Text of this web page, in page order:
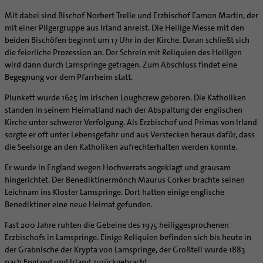
Katholisch heiraten
Hirtenwort: Ehe & Familie
Wissenswertes zur Hochzeit
Ideen für die Hochzeitsfeier
Trausprüche aus der Bibel
Hochzeits-Symbole
Lebensende
Patientenverfügung
Wo ist der richtige Platz zum Sterben?
Hospiz-Seelsorge
Spiritualität
Exerzitien
Kontemplation
Auszeit
Geistliche Begleitung
Lebens- und Glaubensorte
Spirituelle Teambegleitung
Unterstützungsangebote für Seelsorgende
Seelsorgefelder
Frauen
Männer
Queersensible Seelsorge
City- und Passanten
Arbeitnehmer
Altenheim | Senioren
Muttersprachen
Hospiz
Internet- und Telefon
Krankenhaus
Künstler
Glaubenswege
Begleitung und Vernetzung
Team
Newsletter
Weitere Infos
Berufe in der Kirche
Raum für Vielfalt
Diakone
Gemeindereferent:in
Pastorale:r Mitarbeiter:in
Priester
Kirchenmusiker:in
Religionslehrer:in
Freiwilligendienst
Soziale Berufe in der Caritas
Orden | Gemeinschaften
Frauenorden
Männerorden
Geistliche Gemeinschaften
Ordo virginum
Bischöfliche Stiftung Gemeinsam für das Leben
Hochschulpastoral
Religionsunterricht
Service
Stellenanzeigen
Projekte
Bestände
Buchreihen
Gemeindeservice
Verein für Geschichte und Kunst im Bistum Hildesheim
Dombibliothek Hildesheim
Bundeskonferenz der kirchlichen Archive in Deutschland
Katholische Akademie des Bistums Hildesheim
Stärkung der Demokratie | Einsatz gegen Diskriminierung
LÜCHTENHOF
Familienbildungsstätten
Katholische Erwachsenenbildung
Weltkirche
Bolivienpartnerschaft
Projektförderung
Internationale Freiwilligendienste
Aus dem Bistum in die Welt
Infobrief Weltkirche
missio-Regionalstelle
Bolivienpartnerschaft
Bolivienkommission
Café Bolivia
Beratung Direktpartnerschaften
Finanzielle Förderung der Bolivienpartnerschaft
Ökologische Fonds
Politische Lobbyarbeit
Partnerschaftsvereinbarung
Bolivienreise mit Bischof Heiner
Bolivientag 2026
Internationale Freiwilligendienste
Aktuelles
Rückkehrenden-Engagement (ehemalige Freiwillige)
Outgoing
Incoming
Taizé-Fahrt Herbst 2026
Katholische Büros
Schöpfungsgerecht 2035
Wir machen Kirche - schöpfungsgerecht
Biologische Vielfalt
Engagiert in der Gesellschaft
Energetisches Sanieren
Mobilität
Ökotheologie
Schöpfungsspiritualität
Umweltbildung
Zukunftsräume
Aktuelles
Angebote
Abenteuer Glaube
Unterstützung für Pfarreien und Einrichtungen
Prävention
Fortbildungen
Stellenangebote
Liturgie und Kirchenmusik
Lokale Kirchenentwicklung
#diegruenegemeinde
Internationale Freiwilligendienste
Netzwerk ChancenGleich
Büchereien
Medienstelle
Personalentwicklung
Unterstützungsangebot für Seelsorgende
Materialien
Aktuelles
Altersvorsorge und Ruhestand
Arbeitshilfen
Bistumsatlas
Beruf und Familie
KODA
Direktorium
Mitarbeitervertretung
Institutionelles Schutzkonzept
Kirchlicher Anzeiger
Kirchliches Arbeitsrecht
Mit dabei sind Bischof Norbert Trelle und Erzbischof Eamon Martin, der
mit einer Pilgergruppe aus Irland anreist. Die Heilige Messe mit den
beiden Bischöfen beginnt um 17 Uhr in der Kirche. Daran schließt sich
die feierliche Prozession an. Der Schrein mit Reliquien des Heiligen
wird dann durch Lamspringe getragen. Zum Abschluss findet eine
Begegnung vor dem Pfarrheim statt.
Plunkett wurde 1625 im irischen Loughcrew geboren. Die Katholiken
standen in seinem Heimatland nach der Abspaltung der englischen
Kirche unter schwerer Verfolgung. Als Erzbischof und Primas von Irland
sorgte er oft unter Lebensgefahr und aus Verstecken heraus dafür, dass
die Seelsorge an den Katholiken aufrechterhalten werden konnte.
Er wurde in England wegen Hochverrats angeklagt und grausam
hingerichtet. Der Benediktinermönch Maurus Corker brachte seinen
Leichnam ins Kloster Lamspringe. Dort hatten einige englische
Benediktiner eine neue Heimat gefunden.
Fast 200 Jahre ruhten die Gebeine des 1975 heiliggesprochenen
Erzbischofs in Lamspringe. Einige Reliquien befinden sich bis heute in
der Grabnische der Krypta von Lamspringe, der Großteil wurde 1883